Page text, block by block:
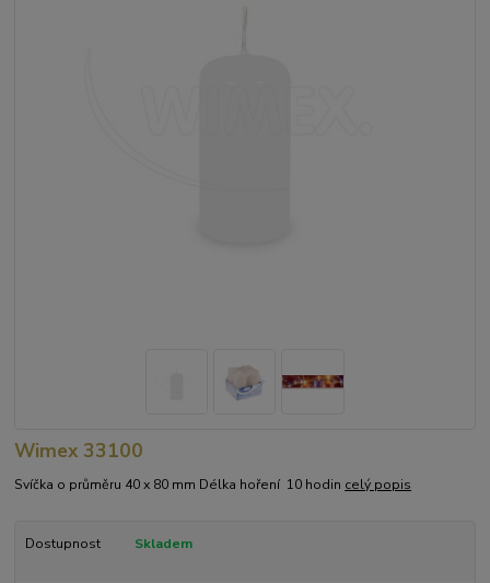
Wimex 33100
Svíčka o průměru 40 x 80 mm Délka hoření 10 hodin celý popis
Dostupnost Skladem